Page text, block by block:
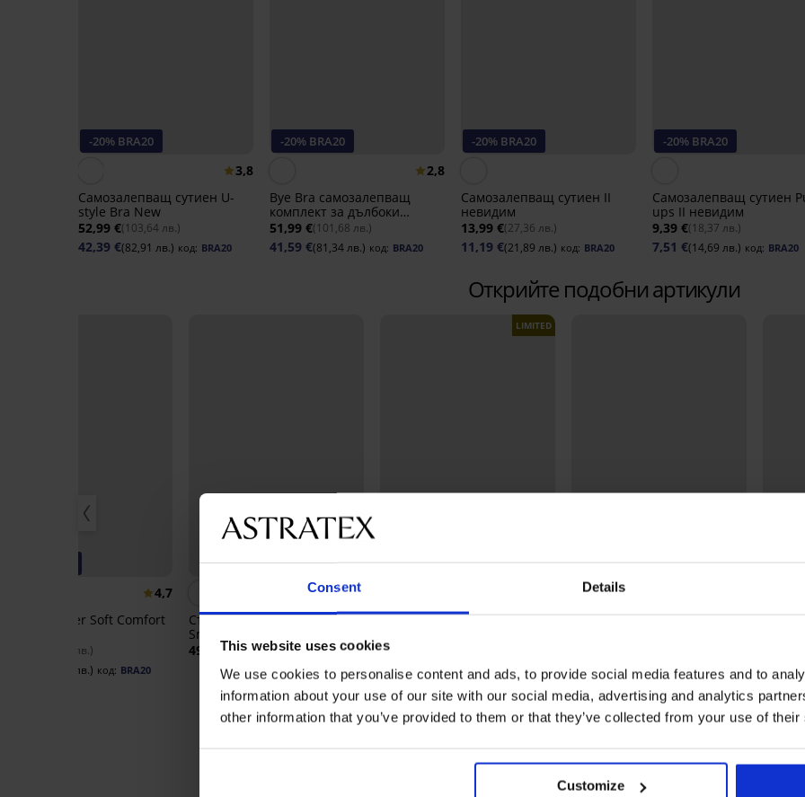
Consent Details
This website uses cookies
We use cookies to personalise content and ads, to provide social media features and to
information about your use of our site with our social media, advertising and analytics
other information that you’ve provided to them or that they’ve collected from your use of
Customize
-20% BRA20
3,8
Самозалепващ сутиен U-
style Bra New
52,99 €(103,64 лв.)
42,39 €(82,91 лв.) код: BRA20
-20% BRA20
2,8
Bye Bra самозалепващ
комплект за дълбоки
деколтета
51,99 €(101,68 лв.)
41,59 €(81,34 лв.) код: BRA20
-20% BRA20
Самозалепващ сутиен II
невидим
13,99 €(27,36 лв.)
11,19 €(21,89 лв.) код: BRA20
-20% BRA20
Самозалепващ сутиен
ups II невидим
9,39 €(18,37 лв.)
7,51 €(14,69 лв.) код: BRA20
Открийте подобни артикули
4,7
Spacer Soft Comfort
(72,35 лв.)
(57,87 лв.) код: BRA20
3,8
Стягащ потник PLUS SIZE
Smoothwear
49,99 €(97,77 лв.)
PREMIUM
LIMITED
Сутиен Tommy Hilfiger
46,99 €
-20% BRA20
Сутиен Rikka неподплатен
41,59 €(81,34 лв.) код: BRA20
-20%
23,19 €
ОЦЕНКА НА ПРОДУКТ Невидим сутиен Bye Bra pull-